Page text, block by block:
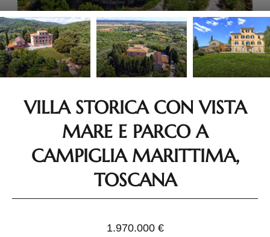
VILLA STORICA CON VISTA
MARE E PARCO A
CAMPIGLIA MARITTIMA,
TOSCANA
1.970.000 €